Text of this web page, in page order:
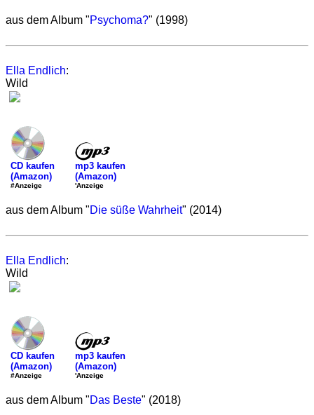
aus dem Album "Psychoma?" (1998)
Ella Endlich:
Wild
CD kaufen
(Amazon)
#Anzeige
mp3 kaufen
(Amazon)
'Anzeige
aus dem Album "Die süße Wahrheit" (2014)
Ella Endlich:
Wild
CD kaufen
(Amazon)
#Anzeige
mp3 kaufen
(Amazon)
'Anzeige
aus dem Album "Das Beste" (2018)